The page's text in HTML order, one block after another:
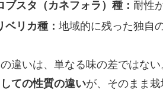
ブスタ（カネフォラ）種： 耐性
ベリカ種： 地域的に残った独自
違いは、単なる味の差ではない
ての性質の違いが、そのまま栽